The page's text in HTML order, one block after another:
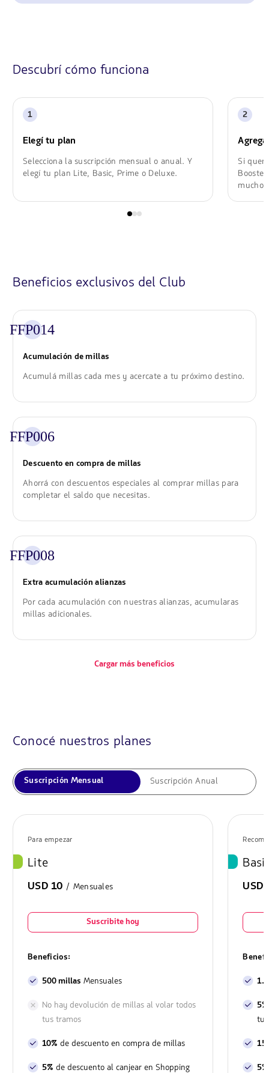
Descubrí cómo funciona
1
Elegí tu plan
Selecciona la suscripción mensual o anual. Y
elegí tu plan Lite, Basic, Prime o Deluxe.
2
Si
mucho
Beneficios exclusivos del Club
FFP014
Acumulación de millas
Acumulá millas cada mes y acercate a tu próximo destino.
FFP006
Descuento en compra de millas
Ahorrá con descuentos especiales al comprar millas para
completar el saldo que necesitas.
FFP008
Extra acumulación alianzas
Por cada acumulación con nuestras alianzas, acumularas
millas adicionales.
Cargar más beneficios
Conocé nuestros planes
Suscripción Mensual Suscripción Anual
Para empezar
Lite
USD 10 / Mensuales
Suscribite hoy
Beneficios:
500 millas Mensuales
No hay devolución de millas al volar todos
tus tramos
10% de descuento en compra de millas
5% de descuento al canjear en Shopping
USD
5%
5%